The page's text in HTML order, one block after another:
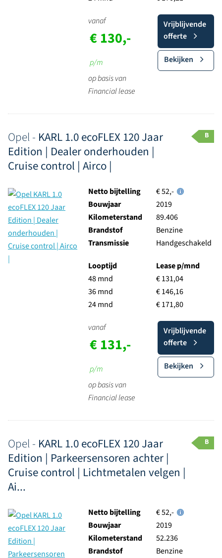
vanaf
€ 130,-
p/m
op basis van
Financial lease
Vrijblijvende
offerte
Bekijken
Opel - KARL 1.0 ecoFLEX 120 Jaar
Edition | Dealer onderhouden |
Cruise control | Airco |
B
Netto bijtelling
€ 52,-
Bouwjaar
2019
Kilometerstand
89.406
Brandstof
Benzine
Transmissie
Handgeschakeld
Looptijd
48 mnd
36 mnd
24 mnd
Lease p/mnd
€ 131,04
€ 146,16
€ 171,80
vanaf
€ 131,-
p/m
op basis van
Financial lease
Vrijblijvende
offerte
Bekijken
Opel - KARL 1.0 ecoFLEX 120 Jaar
Edition | Parkeersensoren achter |
Cruise control | Lichtmetalen velgen |
Ai...
B
Netto bijtelling
€ 52,-
Bouwjaar
2019
Kilometerstand
52.236
Brandstof
Benzine